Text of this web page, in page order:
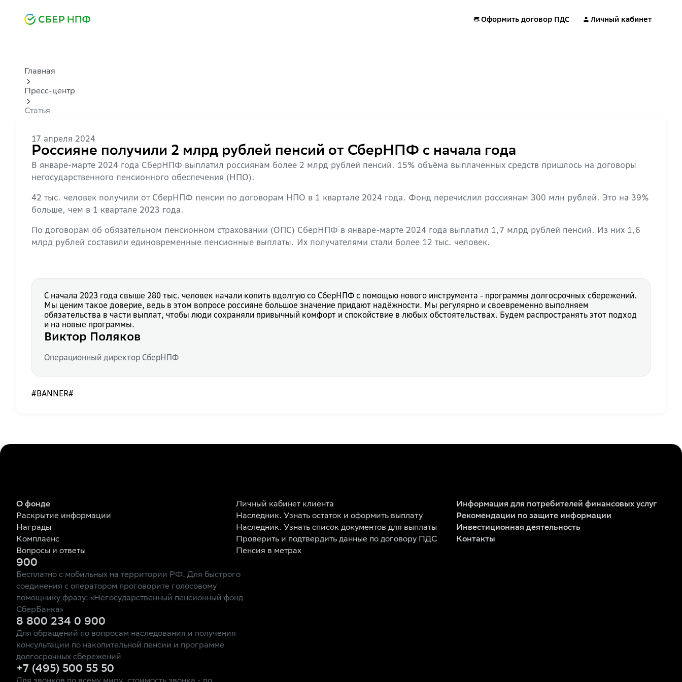
Оформить договор ПДС Личный кабинет
Главная
Пресс-центр
Статья
17 апреля 2024
Россияне получили 2 млрд рублей пенсий от СберНПФ с начала года
В январе-марте 2024 года СберНПФ выплатил россиянам более 2 млрд рублей пенсий. 15% объёма выплаченных средств пришлось на договоры
негосударственного пенсионного обеспечения (НПО).
42 тыс. человек получили от СберНПФ пенсии по договорам НПО в 1 квартале 2024 года. Фонд перечислил россиянам 300 млн рублей. Это на 39%
больше, чем в 1 квартале 2023 года.
По договорам об обязательном пенсионном страховании (ОПС) СберНПФ в январе-марте 2024 года выплатил 1,7 млрд рублей пенсий. Из них 1,6
млрд рублей составили единовременные пенсионные выплаты. Их получателями стали более 12 тыс. человек.
С начала 2023 года свыше 280 тыс. человек начали копить вдолгую со СберНПФ с помощью нового инструмента - программы долгосрочных сбережений.
Мы ценим такое доверие, ведь в этом вопросе россияне большое значение придают надёжности. Мы регулярно и своевременно выполняем
обязательства в части выплат, чтобы люди сохраняли привычный комфорт и спокойствие в любых обстоятельствах. Будем распространять этот подход
и на новые программы.
Виктор Поляков
Операционный директор СберНПФ
#BANNER#
О фонде
Раскрытие информации
Награды
Комплаенс
Вопросы и ответы
Личный кабинет клиента
Наследник. Узнать остаток и оформить выплату
Наследник. Узнать список документов для выплаты
Проверить и подтвердить данные по договору ПДС
Пенсия в метрах
Информация для потребителей финансовых услуг
Рекомендации по защите информации
Инвестиционная деятельность
Контакты
900
Бесплатно с мобильных на территории РФ. Для быстрого
соединения с оператором проговорите голосовому
помощнику фразу: «Негосударственный пенсионный фонд
СберБанка»
8 800 234 0 900
Для обращений по вопросам наследования и получения
консультации по накопительной пенсии и программе
долгосрочных сбережений
+7 (495) 500 55 50